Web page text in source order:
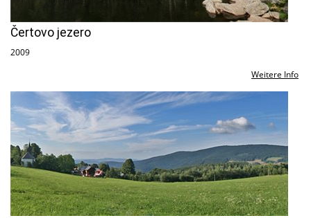
Čertovo jezero
2009
Weitere Info